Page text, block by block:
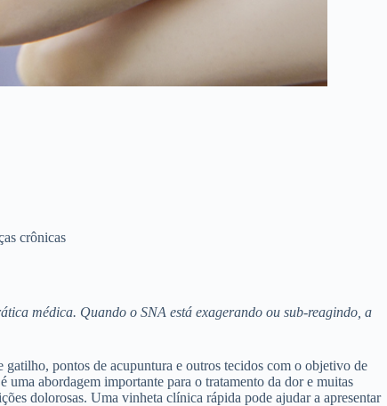
crônicas
médica. Quando o SNA está exagerando ou sub-reagindo, a
pontos de acupuntura e outros tecidos com o objetivo de
abordagem importante para o tratamento da dor e muitas
dolorosas. Uma vinheta clínica rápida pode ajudar a apresentar